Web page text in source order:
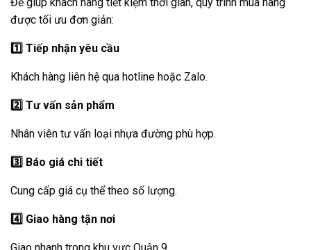
được tối ưu đơn giản:
1️ Tiếp nhận yêu cầu
Khách hàng liên hệ qua hotline hoặc Zalo.
2️ Tư vấn sản phẩm
Nhân viên tư vấn loại nhựa đường phù hợp.
3️ Báo giá chi tiết
Cung cấp giá cụ thể theo số lượng.
4️ Giao hàng tận nơi
Giao nhanh trong khu vực Quận 9.